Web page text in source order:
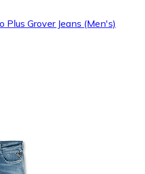
Plus Grover Jeans (Men's)